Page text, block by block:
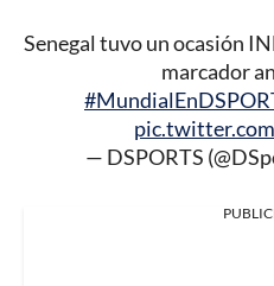
Senegal tuvo un ocasión
marcador
— DSPORTS